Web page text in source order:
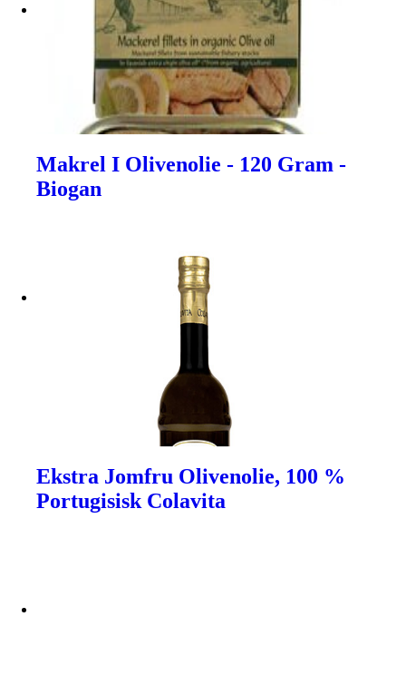
Makrel I Olivenolie - 120 Gram -
Biogan
Ekstra Jomfru Olivenolie, 100 %
Portugisisk Colavita